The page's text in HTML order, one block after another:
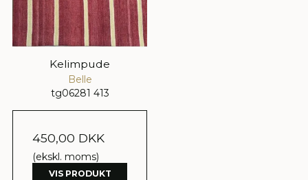
Kelimpude
Belle
tg06281 413
450,00 DKK
(ekskl. moms)
VIS PRODUKT